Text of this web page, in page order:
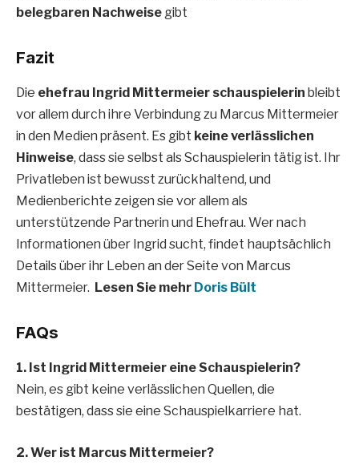
belegbaren Nachweise gibt
Fazit
Die ehefrau Ingrid Mittermeier schauspielerin bleibt
vor allem durch ihre Verbindung zu Marcus Mittermeier
in den Medien präsent. Es gibt keine verlässlichen
Hinweise, dass sie selbst als Schauspielerin tätig ist. Ihr
Privatleben ist bewusst zurückhaltend, und
Medienberichte zeigen sie vor allem als
unterstützende Partnerin und Ehefrau. Wer nach
Informationen über Ingrid sucht, findet hauptsächlich
Details über ihr Leben an der Seite von Marcus
Mittermeier. Lesen Sie mehr Doris Bült
FAQs
1. Ist Ingrid Mittermeier eine Schauspielerin?
Nein, es gibt keine verlässlichen Quellen, die
bestätigen, dass sie eine Schauspielkarriere hat.
2. Wer ist Marcus Mittermeier?